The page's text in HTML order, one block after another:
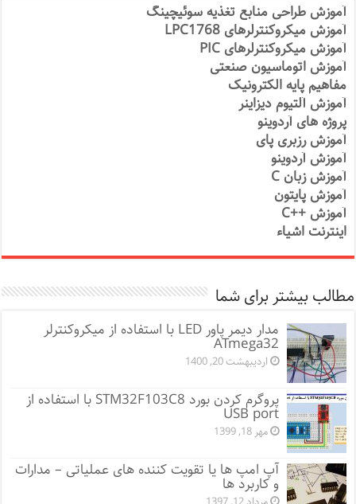
آموزش طراحی منابع تغذیه سوئیچینگ
آموزش میکروکنترلرهای LPC1768
آموزش میکروکنترلرهای PIC
آموزش اتوماسیون صنعتی
مفاهیم پایه الکترونیک
آموزش آلتیوم دیزاینر
پروژه های آردوینو
آموزش رزبری پای
آموزش آردوینو
آموزش زبان C
آموزش پایتون
آموزش ++C
اینترنت اشیاء
مطالب بیشتر برای شما
مدار دیمر پاور LED با استفاده از میکروکنترلر
ATmega32
اردیبهشت 20, 1400
پروگرم کردن بورد STM32F103C8 با استفاده از
USB port
مهر 18, 1399
آپ امپ ها یا تقویت کننده های عملیاتی – مدارات
و کاربرد ها